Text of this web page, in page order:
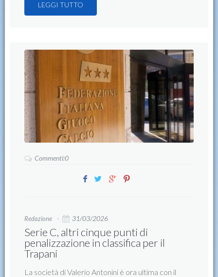
LEGGI TUTTO
Commenti:0
Redazione 31/03/2026
Serie C, altri cinque punti di
penalizzazione in classifica per il
Trapani
La società di Valerio Antonini è ora ultima con il